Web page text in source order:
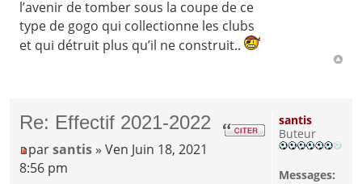
l’avenir de tomber sous la coupe de ce
type de gogo qui collectionne les clubs
et qui détruit plus qu’il ne construit..
Re: Effectif 2021-2022
parsantis » Ven Juin 18, 2021
8:56 pm
santis
Buteur
Messages: